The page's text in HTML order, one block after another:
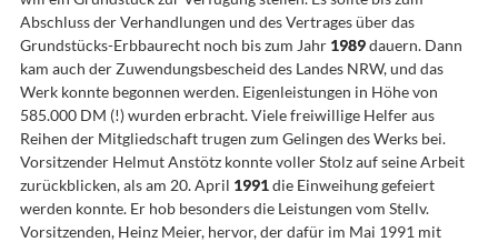
Abschluss der Verhandlungen und des Vertrages über das
Grundstücks-Erbbaurecht noch bis zum Jahr 1989dauern. Dann
kam auch der Zuwendungsbescheid des Landes NRW, und das
Werk konnte begonnen werden. Eigenleistungen in Höhe von
585.000 DM (!) wurden erbracht. Viele freiwillige Helfer aus
Reihen der Mitgliedschaft trugen zum Gelingen des Werks bei.
Vorsitzender Helmut Anstötz konnte voller Stolz auf seine Arbeit
zurückblicken, als am 20. April 1991die Einweihung gefeiert
werden konnte. Er hob besonders die Leistungen vom Stellv.
Vorsitzenden, Heinz Meier, hervor, der dafür im Mai 1991 mit